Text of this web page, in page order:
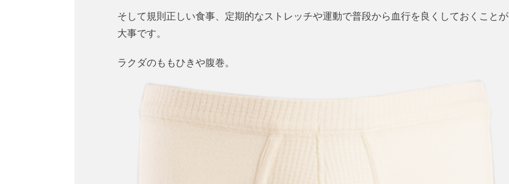
そして規則正しい食事、定期的なストレッチや運動で普段から血行を良くしておくことが
大事です。
ラクダのももひきや腹巻。